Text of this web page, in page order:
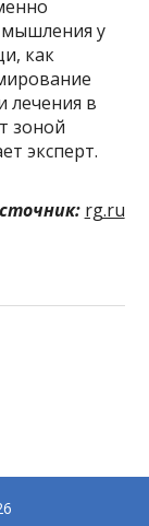
мышления у
как
лечения в
зоной
эксперт.
rg.ru